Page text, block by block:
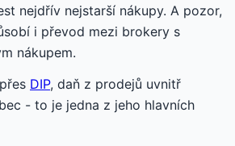
nejdřív nejstarší nákupy. A pozor,
i převod mezi brokery s
nákupem.
DIP, daň z prodejů uvnitř
- to je jedna z jeho hlavních